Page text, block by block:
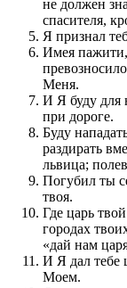
не должен
спасителя,
Я признал
Имея
Меня.
И Я буду для
при дороге.
Буду
раздирать
львица;
Погубил ты
твоя.
Где царь
городах
«дай нам
И Я дал тебе
Моем.